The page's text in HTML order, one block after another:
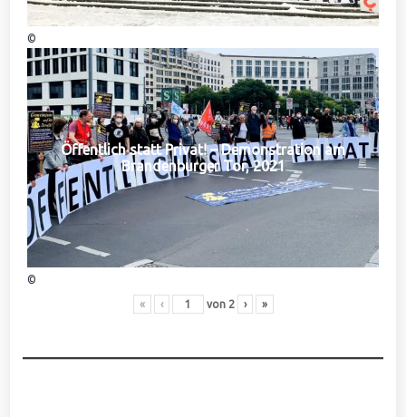
©
Öffentlich statt Privat! – Demonstration am
Brandenburger Tor, 2021
©
« ‹ von 2 › »